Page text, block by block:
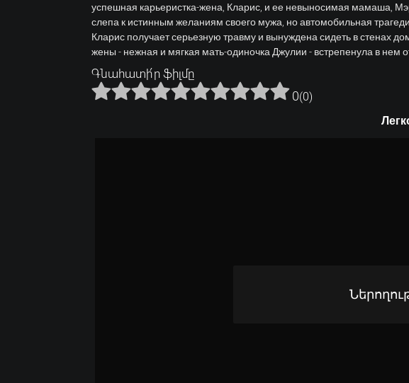
успешная карьеристка-жена, Кларис, и ее невыносимая мамаша,
слепа к истинным желаниям своего мужа, но автомобильная
Кларис получает серьезную травму и вынуждена сидеть в стенах
жены - нежная и мягкая мать-одиночка Джулии - встрепенула в нем
Գնահատի՛ր ֆիլմը
0(0)